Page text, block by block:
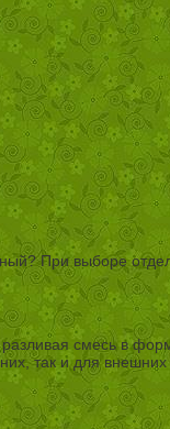
При выборе
разливая смесь в
так и для внешних